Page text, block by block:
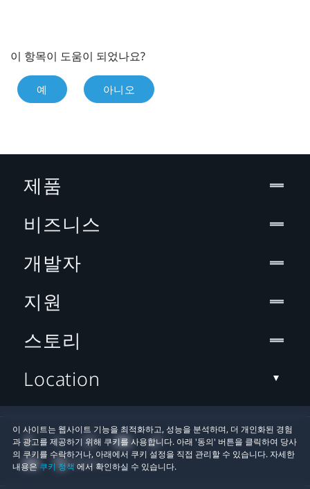
이 항목이 도움이 되었나요?
예 아니오
이 사이트는 웹사이트 기능을 최적화하고, 성능을 분석하며, 더 개인화된 경험
과 광고를 제공하기 위해 쿠키를 사용합니다. 아래 '동의' 버튼을 클릭하여 당사
의 쿠키를 수락하거나, 아래에서 쿠키 설정을 직접 관리할 수 있습니다. 자세한
내용은 쿠키 정책 에서 확인하실 수 있습니다.
제품
비즈니스
개발자
지원
스토리
Location